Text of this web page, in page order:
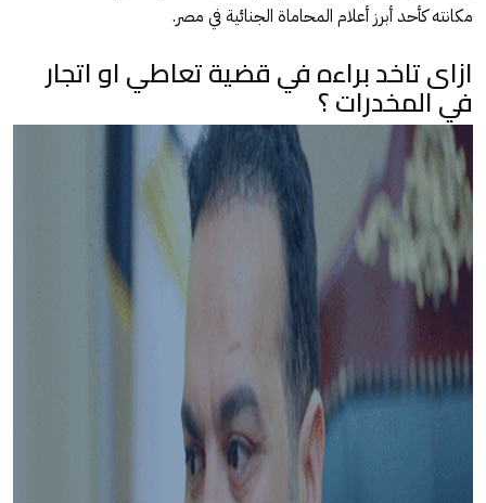
مكانته كأحد أبرز أعلام المحاماة الجنائية في مصر.
ازاى تاخد براءه في قضية تعاطي او اتجار
في المخدرات ؟